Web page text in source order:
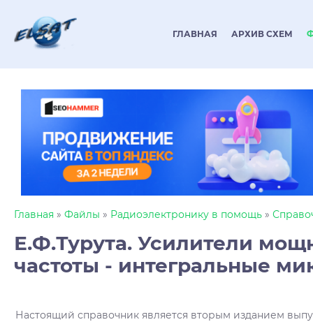
ГЛАВНАЯ АРХИВ СХЕМ
Главная » Файлы » Радиоэлектронику в помощь »
Е.Ф.Турута. Усилители
частоты - интегральные
Настоящий справочник является вторым изданием